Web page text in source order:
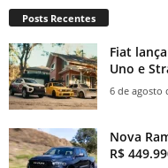
Posts Recentes
Fiat
Uno e
6 de agosto
Nova
R$